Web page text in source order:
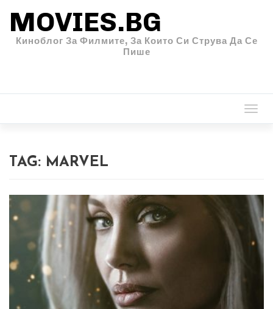
MOVIES.BG
Киноблог За Филмите, За Които Си Струва Да Се
Пише
TAG: MARVEL